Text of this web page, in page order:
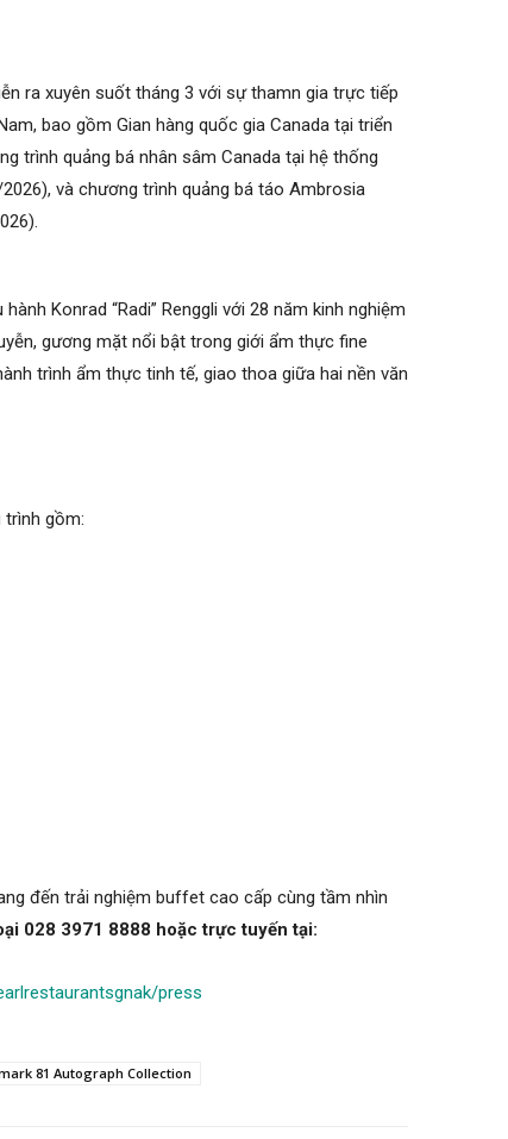
ra xuyên suốt tháng 3 với sự thamn gia trực tiếp
bao gồm Gian hàng quốc gia Canada tại triển
trình quảng bá nhân sâm Canada tại hệ thống
và chương trình quảng bá táo Ambrosia
Konrad “Radi” Renggli với 28 năm kinh nghiệm
gương mặt nổi bật trong giới ẩm thực fine
trình ẩm thực tinh tế, giao thoa giữa hai nền văn
gồm:
đến trải nghiệm buffet cao cấp cùng tầm nhìn
028 3971 8888 hoặc trực tuyến tại:
press
81 Autograph Collection